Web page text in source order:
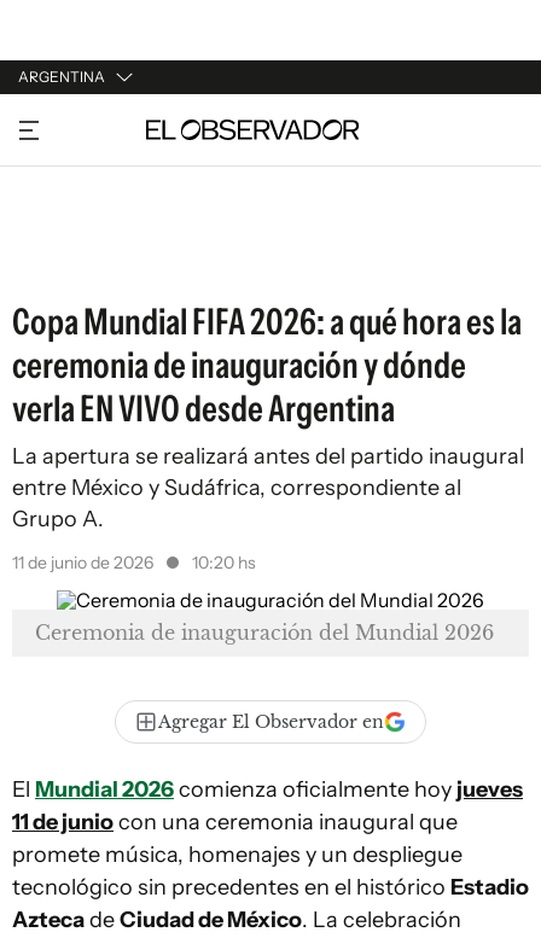
ARGENTINA
URUGUAY
ARGENTINA
Copa Mundial FIFA 2026: a qué hora es la
ceremonia de inauguración y dónde
verla EN VIVO desde Argentina
La apertura se realizará antes del partido inaugural
entre México y Sudáfrica, correspondiente al
Grupo A.
11 de junio de 2026 10:20 hs
Ceremonia de inauguración del Mundial 2026
Agregar El Observador en
El Mundial 2026comienza oficialmente hoy jueves
11 de juniocon una ceremonia inaugural que
promete música, homenajes y un despliegue
tecnológico sin precedentes en el histórico Estadio
AztecadeCiudad de México. La celebración